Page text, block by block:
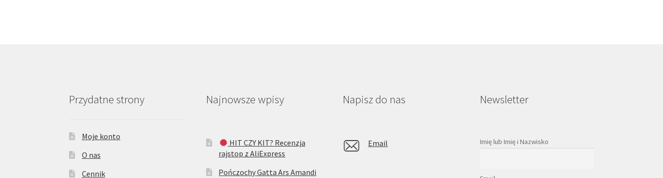
Przydatne strony
Moje konto
O nas
Cennik
Najnowsze wpisy
HIT CZY KIT? Recenzja
rajstop z AliExpress
Pończochy Gatta Ars Amandi
Napisz do nas
Email
Newsletter
Imię lub Imię i Nazwisko